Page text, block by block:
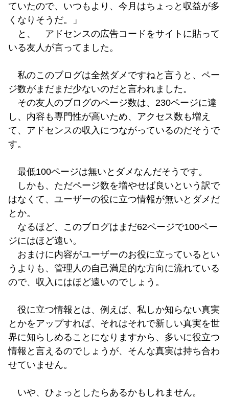
ていたので、いつもより、今月はちょっと収益が多
くなりそうだ。」
と、 アドセンスの広告コードをサイトに貼って
いる友人が言ってました。
私のこのブログは全然ダメですねと言うと、ペー
ジ数がまだまだ少ないのだと言われました。
その友人のブログのページ数は、230ページに達
し、内容も専門性が高いため、アクセス数も増え
て、アドセンスの収入につながっているのだそうで
す。
最低100ページは無いとダメなんだそうです。
しかも、ただページ数を増やせば良いという訳で
はなくて、ユーザーの役に立つ情報が無いとダメだ
とか。
なるほど、このブログはまだ62ページで100ペー
ジにはほど遠い。
おまけに内容がユーザーのお役に立っているとい
うよりも、管理人の自己満足的な方向に流れている
ので、収入にはほど遠いのでしょう。
役に立つ情報とは、例えば、私しか知らない真実
とかをアップすれば、それはそれで新しい真実を世
界に知らしめることになりますから、多いに役立つ
情報と言えるのでしょうが、そんな真実は持ち合わ
せていません。
いや、ひょっとしたらあるかもしれません。